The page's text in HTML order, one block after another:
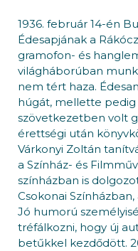
1936. február 14-én
Édesapjának a
gramofon- és
világháborúban
nem tért haza.
húgát, mellette
szövetkezetben volt
érettségi után
Várkonyi Zoltán
a Színház- és
színházban is
Csokonai
Jó humorú
tréfálkozni, hogy új
betűkkel kezdődött.